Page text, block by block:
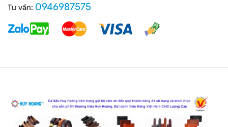
Tư vấn: 0946987575